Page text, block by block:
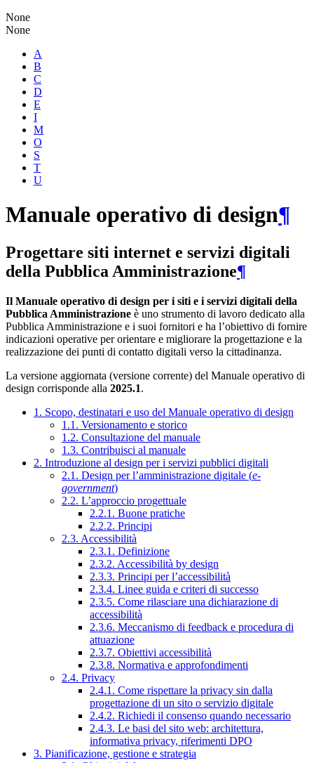
None
None
A
B
C
D
E
I
M
O
S
T
U
Manuale operativo di design¶
Progettare siti internet e servizi digitali
della Pubblica Amministrazione¶
Il Manuale operativo di design per i siti e i servizi digitali della
Pubblica Amministrazione è uno strumento di lavoro dedicato alla
Pubblica Amministrazione e i suoi fornitori e ha l’obiettivo di fornire
indicazioni operative per orientare e migliorare la progettazione e la
realizzazione dei punti di contatto digitali verso la cittadinanza.
La versione aggiornata (versione corrente) del Manuale operativo di
design corrisponde alla 2025.1.
1. Scopo, destinatari e uso del Manuale operativo di design
1.1. Versionamento e storico
1.2. Consultazione del manuale
1.3. Contribuisci al manuale
2. Introduzione al design per i servizi pubblici digitali
2.1. Design per l’amministrazione digitale (e-
government)
2.2. L’approccio progettuale
2.2.1. Buone pratiche
2.2.2. Principi
2.3. Accessibilità
2.3.1. Definizione
2.3.2. Accessibilità by design
2.3.3. Principi per l’accessibilità
2.3.4. Linee guida e criteri di successo
2.3.5. Come rilasciare una dichiarazione di
accessibilità
2.3.6. Meccanismo di feedback e procedura di
attuazione
2.3.7. Obiettivi accessibilità
2.3.8. Normativa e approfondimenti
2.4. Privacy
2.4.1. Come rispettare la privacy sin dalla
progettazione di un sito o servizio digitale
2.4.2. Richiedi il consenso quando necessario
2.4.3. Le basi del sito web: architettura,
informativa privacy, riferimenti DPO
3. Pianificazione, gestione e strategia